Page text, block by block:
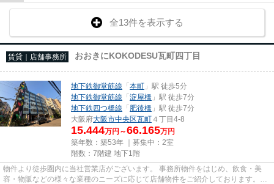
全13件を表示する
賃貸｜店舗事務所 おおきにKOKODESU瓦町四丁目
地下鉄御堂筋線 「本町 」駅 徒歩5分
地下鉄御堂筋線 「淀屋橋 」駅 徒歩7分
地下鉄四つ橋線 「肥後橋 」駅 徒歩7分
大阪府大阪市中央区瓦町 ４丁目4-8
15.444万円～66.165万円
築年数：築53年 ｜募集中： 2室
階数：7階建 地下1階
物件より徒歩圏内に当社営業店がございます。 事務所物件をはじめ、飲食・美
容・物販などの様々な業種のニーズに応じて店舗物件をご紹介しております。